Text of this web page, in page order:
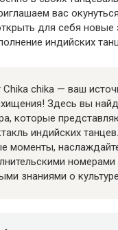
вас
для себя новые
индийских
chika — ваш
Здесь вы
которые
индийских
моменты,
номерами
знаниями о